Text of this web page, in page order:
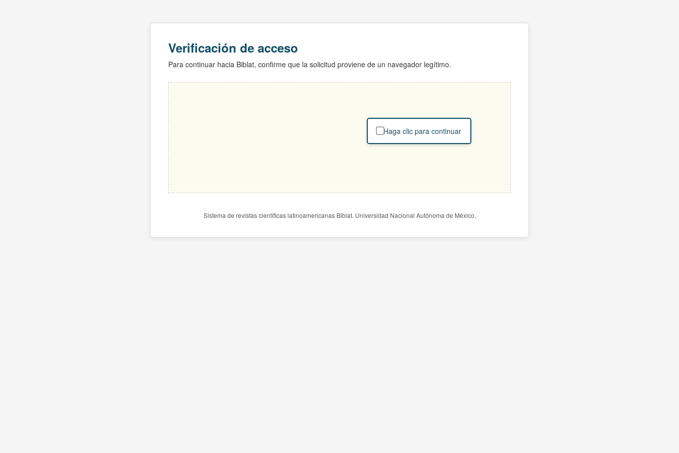
Verificación de acceso
Para continuar hacia Biblat, confirme que la solicitud proviene de un navegador legítimo.
Haga clic para continuar
Sistema de revistas científicas latinoamericanas Biblat. Universidad Nacional Autónoma de México.